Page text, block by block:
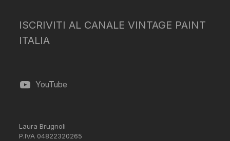
ISCRIVITI AL CANALE VINTAGE PAINT
ITALIA
YouTube
Laura Brugnoli
P.IVA 04822320265